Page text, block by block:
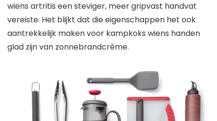
wiens artritis een steviger, meer gripvast handvat
vereiste. Het blijkt dat die eigenschappen het ook
aantrekkelijk maken voor kampkoks wiens handen
glad zijn van zonnebrandcrème.